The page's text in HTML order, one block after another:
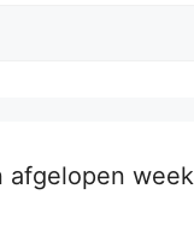
afgelopen week